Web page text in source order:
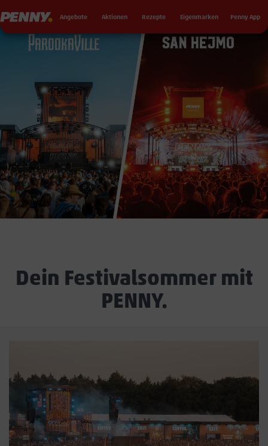
Penny Angebote Aktionen Rezepte Eigenmarken Penny App
Dein Festivalsommer mit
PENNY.